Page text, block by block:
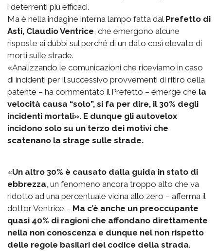
i deterrenti più efficaci.
Ma è nella indagine interna lampo fatta dal Prefetto di
Asti, Claudio Ventrice , che emergono alcune
risposte ai dubbi sul perché di un dato così elevato di
morti sulle strade.
«Analizzando le comunicazioni che riceviamo in caso
di incidenti per il successivo provvementi di ritiro della
patente – ha commentato il Prefetto – emerge che la
velocità causa “solo”, si fa per dire, il 30% degli
incidenti mortali». E dunque gli autovelox
incidono solo su un terzo dei motivi che
scatenano la strage sulle strade.
«Un altro 30% è causato dalla guida in stato di
ebbrezza , un fenomeno ancora troppo alto che va
ridotto ad una percentuale vicina allo zero – afferma il
dottor Ventrice – Ma c’è anche un preoccupante
quasi 40% di ragioni che affondano direttamente
nella non conoscenza e dunque nel non rispetto
delle regole basilari del codice della strada.